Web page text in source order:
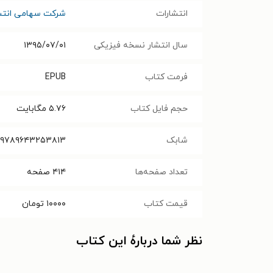
انتشارات شرکت سهامی
سال انتشار نسخه فیزیکی ۱۳۹۵/۰۷/۰۱
فرمت کتاب EPUB
حجم فایل کتاب ۵.۷۶ مگابایت
شابک ۹۷۸۹۶۴۳۲۵۳۸۱۳
تعداد صفحه‌ها ۴۱۴ صفحه
قیمت کتاب ۱۰۰۰۰ تومان
نظر شما دربارهٔ این کتاب